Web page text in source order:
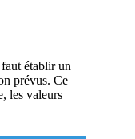
établir un
prévus. Ce
les valeurs